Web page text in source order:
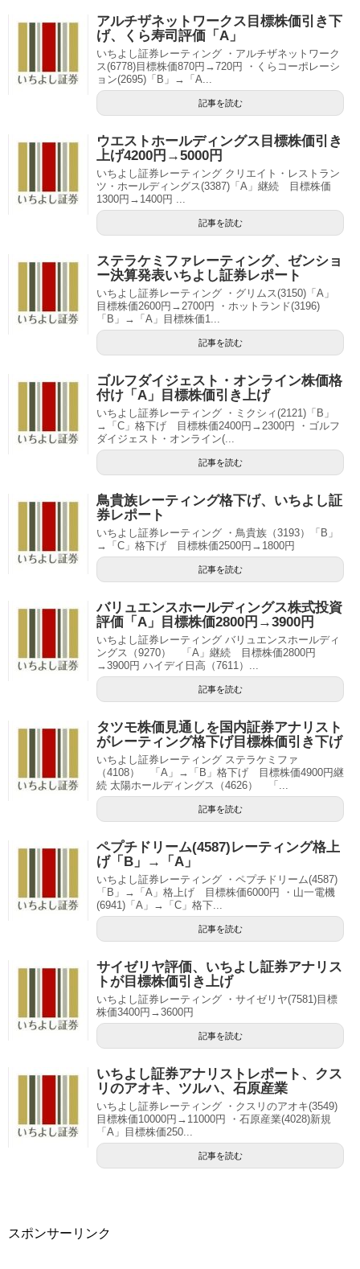
アルチザネットワークス目標株価引き下
げ、くら寿司評価「A」
いちよし証券レーティング ・アルチザネットワーク
ス(6778)目標株価870円→720円 ・くらコーポレーシ
ョン(2695)「B」→「A...
記事を読む
ウエストホールディングス目標株価引き
上げ4200円→5000円
いちよし証券レーティング クリエイト・レストラン
ツ・ホールディングス(3387)「A」継続 目標株価
1300円→1400円 ...
記事を読む
ステラケミファレーティング、ゼンショ
ー決算発表いちよし証券レポート
いちよし証券レーティング ・グリムス(3150)「A」
目標株価2600円→2700円 ・ホットランド(3196)
「B」→「A」目標株価1...
記事を読む
ゴルフダイジェスト・オンライン株価格
付け「A」目標株価引き上げ
いちよし証券レーティング ・ミクシィ(2121)「B」
→「C」格下げ 目標株価2400円→2300円 ・ゴルフ
ダイジェスト・オンライン(...
記事を読む
鳥貴族レーティング格下げ、いちよし証
券レポート
いちよし証券レーティング ・鳥貴族（3193）「B」
→「C」格下げ 目標株価2500円→1800円
記事を読む
バリュエンスホールディングス株式投資
評価「A」目標株価2800円→3900円
いちよし証券レーティング バリュエンスホールディ
ングス（9270） 「A」継続 目標株価2800円
→3900円 ハイデイ日高（7611）...
記事を読む
タツモ株価見通しを国内証券アナリスト
がレーティング格下げ目標株価引き下げ
いちよし証券レーティング ステラケミファ
（4108） 「A」→「B」格下げ 目標株価4900円継
続 太陽ホールディングス（4626） 「...
記事を読む
ペプチドリーム(4587)レーティング格上
げ「B」→「A」
いちよし証券レーティング ・ペプチドリーム(4587)
「B」→「A」格上げ 目標株価6000円 ・山一電機
(6941)「A」→「C」格下...
記事を読む
サイゼリヤ評価、いちよし証券アナリス
トが目標株価引き上げ
いちよし証券レーティング ・サイゼリヤ(7581)目標
株価3400円→3600円
記事を読む
いちよし証券アナリストレポート、クス
リのアオキ、ツルハ、石原産業
いちよし証券レーティング ・クスリのアオキ(3549)
目標株価10000円→11000円 ・石原産業(4028)新規
「A」目標株価250...
記事を読む
スポンサーリンク